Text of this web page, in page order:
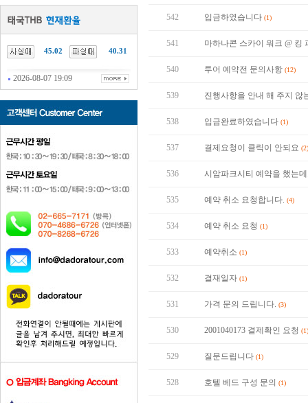
45.02 40.31
2026-08-07 19:09
542 입금하였습니다 (1)
541 마하나콘 스카이 워크 @ 킹
540 투어 예약전 문의사항 (12)
539 진행사항을 안내 해 주지 않
538 입금완료하였습니다 (1)
537 결제요청이 클릭이 안되요 (2)
536 시암파크시티 예약을 했는
535 예약 취소 요청합니다. (4)
534 예약 취소 요청 (1)
533 예약취소 (1)
532 결재일자 (1)
531 가격 문의 드립니다. (3)
530 2001040173 결제확인 요청 (1)
529 질문드립니다 (1)
528 호텔 베드 구성 문의 (1)